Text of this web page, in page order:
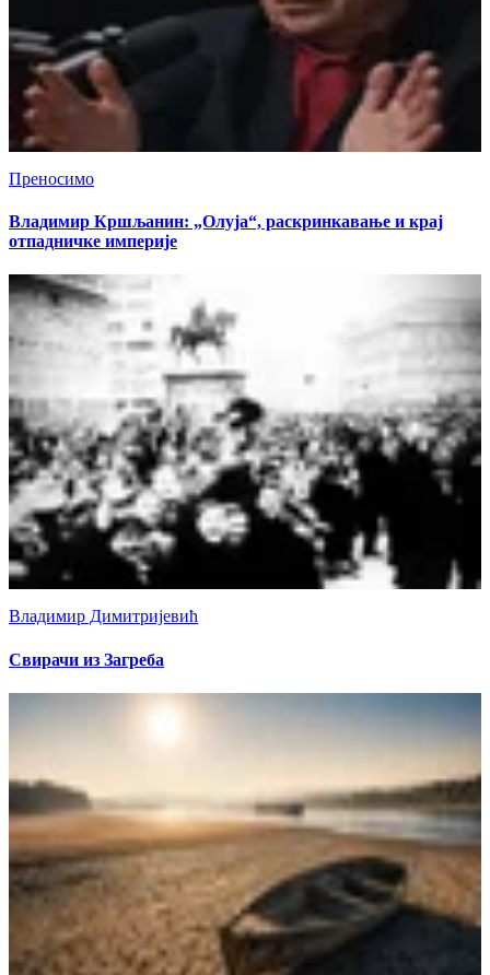
Преносимо
Владимир Кршљанин: „Олуја“, раскринкавање и крај
отпадничке империје
Владимир Димитријевић
Свирачи из Загреба